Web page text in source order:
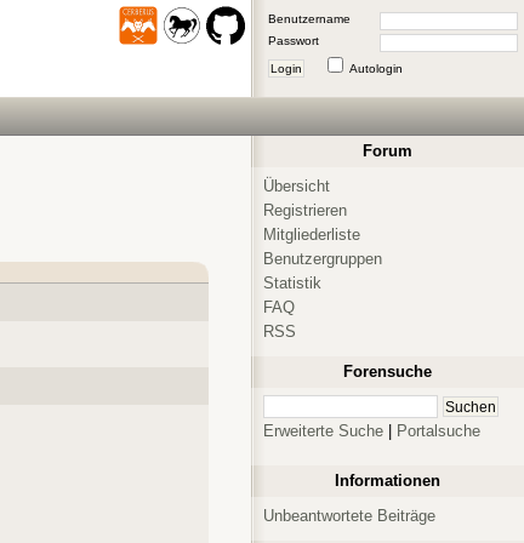
Benutzername
Passwort
Login Autologin
Forum
Übersicht
Registrieren
Mitgliederliste
Benutzergruppen
Statistik
FAQ
RSS
Forensuche
Erweiterte Suche Portalsuche
Informationen
Unbeantwortete Beiträge